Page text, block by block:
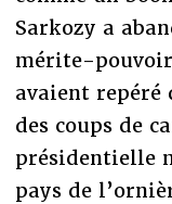
Sarkozy a
mérite-pouvoir
avaient repéré
des coups de
présidentielle
pays de